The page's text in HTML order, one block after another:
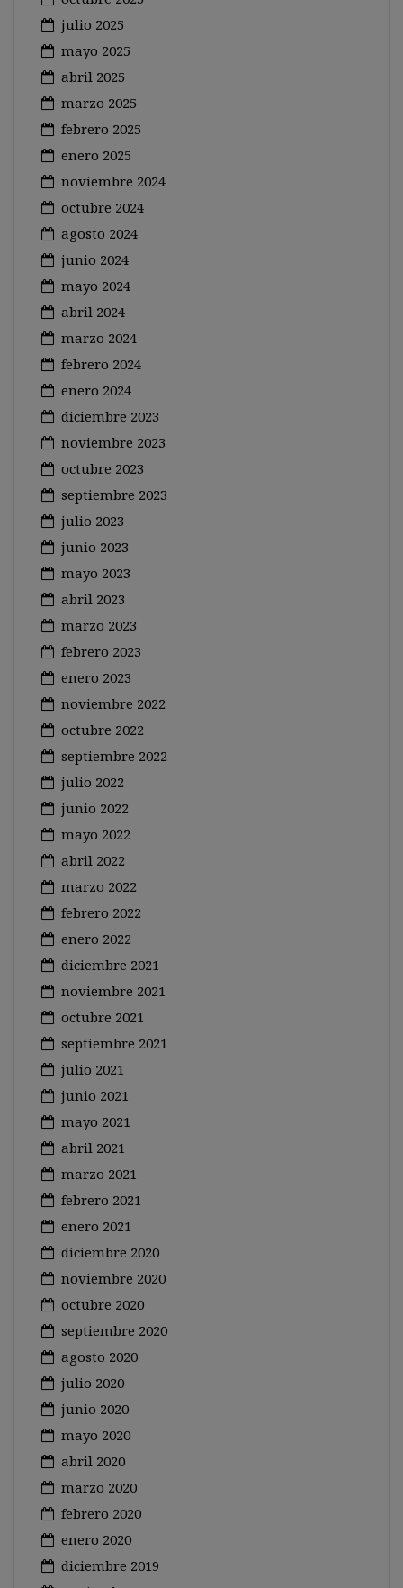
julio 2025
mayo 2025
abril 2025
marzo 2025
febrero 2025
enero 2025
noviembre 2024
octubre 2024
agosto 2024
junio 2024
mayo 2024
abril 2024
marzo 2024
febrero 2024
enero 2024
diciembre 2023
noviembre 2023
octubre 2023
septiembre 2023
julio 2023
junio 2023
mayo 2023
abril 2023
marzo 2023
febrero 2023
enero 2023
noviembre 2022
octubre 2022
septiembre 2022
julio 2022
junio 2022
mayo 2022
abril 2022
marzo 2022
febrero 2022
enero 2022
diciembre 2021
noviembre 2021
octubre 2021
septiembre 2021
julio 2021
junio 2021
mayo 2021
abril 2021
marzo 2021
febrero 2021
enero 2021
diciembre 2020
noviembre 2020
octubre 2020
septiembre 2020
agosto 2020
julio 2020
junio 2020
mayo 2020
abril 2020
marzo 2020
febrero 2020
enero 2020
diciembre 2019